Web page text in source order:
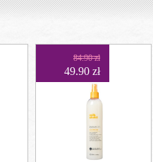
84.90 zł
49.90 zł